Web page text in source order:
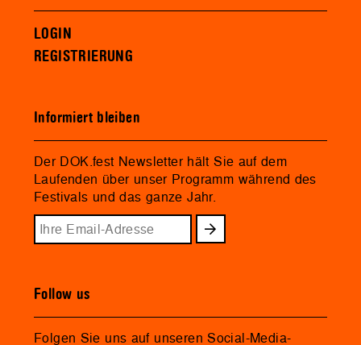
LOGIN
REGISTRIERUNG
Informiert bleiben
Der DOK.fest Newsletter hält Sie auf dem
Laufenden über unser Programm während des
Festivals und das ganze Jahr.
Follow us
Folgen Sie uns auf unseren Social-Media-